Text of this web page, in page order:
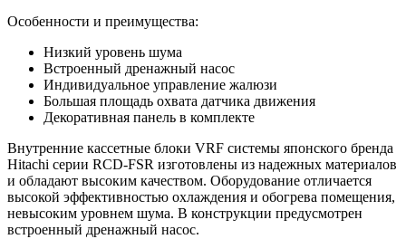
Особенности и преимущества:
Низкий уровень шума
Встроенный дренажный насос
Индивидуальное управление жалюзи
Большая площадь охвата датчика движения
Декоративная панель в комплекте
Внутренние кассетные блоки VRF системы японского бренда
Hitachi серии RCD-FSR изготовлены из надежных материалов
и обладают высоким качеством. Оборудование отличается
высокой эффективностью охлаждения и обогрева помещения,
невысоким уровнем шума. В конструкции предусмотрен
встроенный дренажный насос.